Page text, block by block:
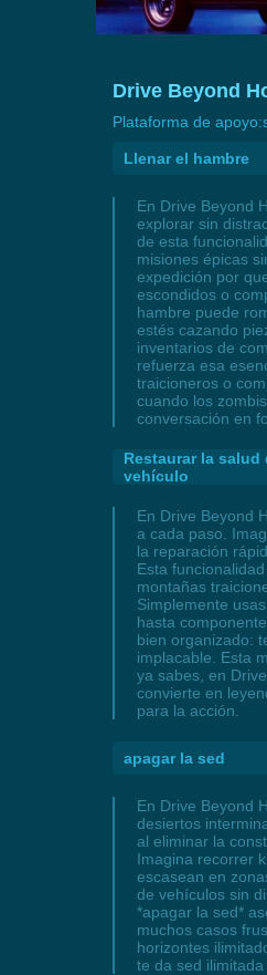
Drive Beyond
Plataforma de apoyo:
Llenar el hambre
En Drive Beyond
explorar sin
de esta
misiones épicas
expedición por
escondidos o
hambre puede
estés cazando
inventarios de
refuerza esa
traicioneros o
cuando los
conversación en
Restaurar la salud
vehículo
En Drive Beyond
a cada paso.
la reparación
Esta
montañas
Simplemente
hasta
bien organizado:
implacable. Esta
ya sabes, en
convierte en
para la acción.
apagar la sed
En Drive Beyond
desiertos
al eliminar la
Imagina recorrer
escasean en
de vehículos sin
*apagar la sed*
muchos casos
horizontes
te da sed